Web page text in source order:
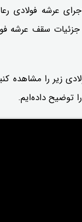
عرشه فولادی
سقف عرشه
زیر را مشاهده
توضیح داده‌ایم.